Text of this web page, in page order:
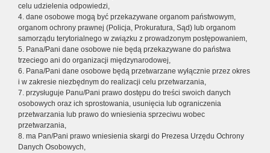
celu udzielenia odpowiedzi,
4. dane osobowe mogą być przekazywane organom państwowym,
organom ochrony prawnej (Policja, Prokuratura, Sąd) lub organom
samorządu terytorialnego w związku z prowadzonym postępowaniem,
5. Pana/Pani dane osobowe nie będą przekazywane do państwa
trzeciego ani do organizacji międzynarodowej,
6. Pana/Pani dane osobowe będą przetwarzane wyłącznie przez okres
i w zakresie niezbędnym do realizacji celu przetwarzania,
7. przysługuje Panu/Pani prawo dostępu do treści swoich danych
osobowych oraz ich sprostowania, usunięcia lub ograniczenia
przetwarzania lub prawo do wniesienia sprzeciwu wobec
przetwarzania,
8. ma Pan/Pani prawo wniesienia skargi do Prezesa Urzędu Ochrony
Danych Osobowych,